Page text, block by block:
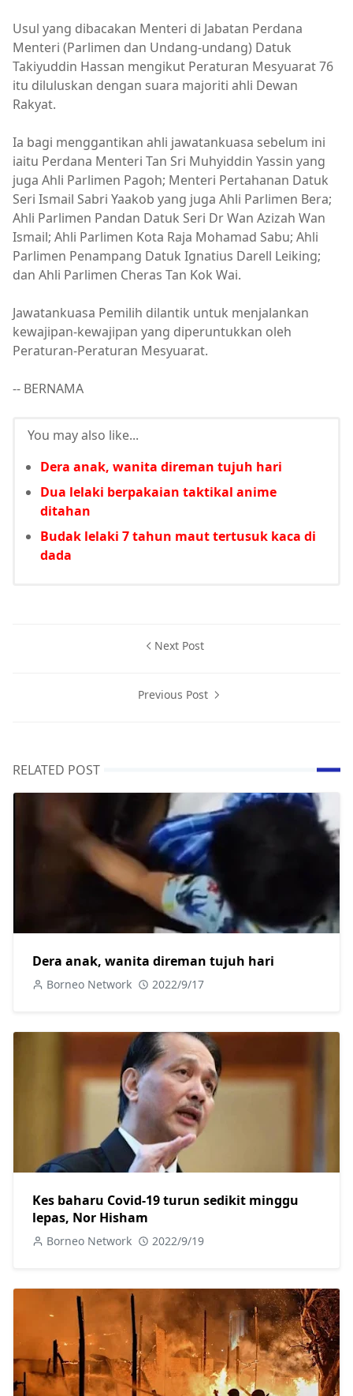
Usul yang dibacakan Menteri di Jabatan Perdana
Menteri (Parlimen dan Undang-undang) Datuk
Takiyuddin Hassan mengikut Peraturan Mesyuarat 76
itu diluluskan dengan suara majoriti ahli Dewan
Rakyat.
Ia bagi menggantikan ahli jawatankuasa sebelum ini
iaitu Perdana Menteri Tan Sri Muhyiddin Yassin yang
juga Ahli Parlimen Pagoh; Menteri Pertahanan Datuk
Seri Ismail Sabri Yaakob yang juga Ahli Parlimen Bera;
Ahli Parlimen Pandan Datuk Seri Dr Wan Azizah Wan
Ismail; Ahli Parlimen Kota Raja Mohamad Sabu; Ahli
Parlimen Penampang Datuk Ignatius Darell Leiking;
dan Ahli Parlimen Cheras Tan Kok Wai.
Jawatankuasa Pemilih dilantik untuk menjalankan
kewajipan-kewajipan yang diperuntukkan oleh
Peraturan-Peraturan Mesyuarat.
-- BERNAMA
You may also like...
Dera anak, wanita direman tujuh hari
Dua lelaki berpakaian taktikal anime
ditahan
Budak lelaki 7 tahun maut tertusuk kaca di
dada
Next Post
Previous Post
RELATED POST
Dera anak, wanita direman tujuh hari
Borneo Network 2022/9/17
Kes baharu Covid-19 turun sedikit minggu
lepas, Nor Hisham
Borneo Network 2022/9/19